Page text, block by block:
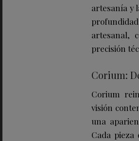
artesanía y
profundidad
artesanal,
precisión
Corium:
Corium
visión
una
Cada